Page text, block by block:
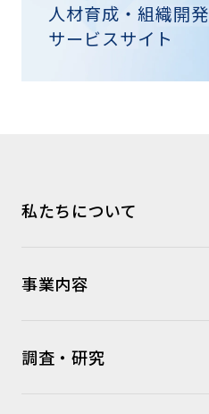
人材育成・組織開発
サービスサイト
私たちについて
事業内容
調査・研究